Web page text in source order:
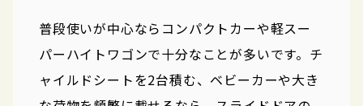
普段使いが中心ならコンパクトカーや軽スー
パーハイトワゴンで十分なことが多いです。チ
ャイルドシートを2台積む、ベビーカーや大き